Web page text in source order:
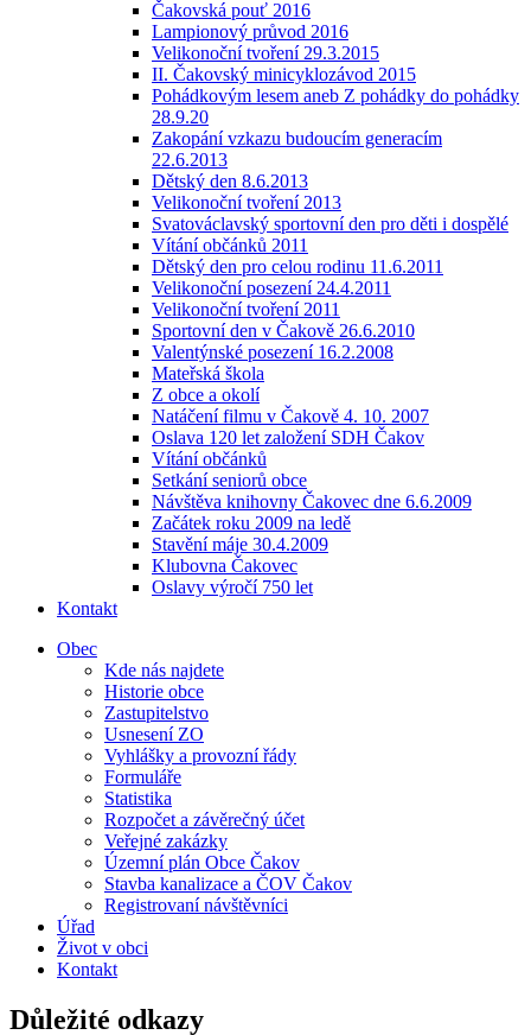
Čakovská pouť 2016
Lampionový průvod 2016
Velikonoční tvoření 29.3.2015
II. Čakovský minicyklozávod 2015
Pohádkovým lesem aneb Z pohádky do pohádky
28.9.20
Zakopání vzkazu budoucím generacím
22.6.2013
Dětský den 8.6.2013
Velikonoční tvoření 2013
Svatováclavský sportovní den pro děti i dospělé
Vítání občánků 2011
Dětský den pro celou rodinu 11.6.2011
Velikonoční posezení 24.4.2011
Velikonoční tvoření 2011
Sportovní den v Čakově 26.6.2010
Valentýnské posezení 16.2.2008
Mateřská škola
Z obce a okolí
Natáčení filmu v Čakově 4. 10. 2007
Oslava 120 let založení SDH Čakov
Vítání občánků
Setkání seniorů obce
Návštěva knihovny Čakovec dne 6.6.2009
Začátek roku 2009 na ledě
Stavění máje 30.4.2009
Klubovna Čakovec
Oslavy výročí 750 let
Kontakt
Obec
Kde nás najdete
Historie obce
Zastupitelstvo
Usnesení ZO
Vyhlášky a provozní řády
Formuláře
Statistika
Rozpočet a závěrečný účet
Veřejné zakázky
Územní plán Obce Čakov
Stavba kanalizace a ČOV Čakov
Registrovaní návštěvníci
Úřad
Život v obci
Kontakt
Důležité odkazy